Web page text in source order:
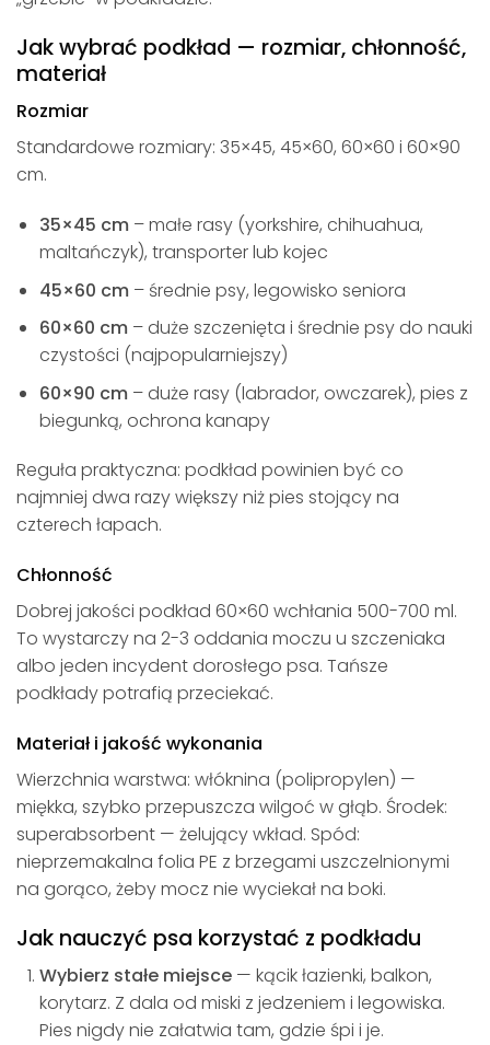
Jak wybrać podkład — rozmiar, chłonność,
materiał
Rozmiar
Standardowe rozmiary: 35×45, 45×60, 60×60 i 60×90
cm.
35×45 cm– małe rasy (yorkshire, chihuahua,
maltańczyk), transporter lub kojec
45×60 cm– średnie psy, legowisko seniora
60×60 cm– duże szczenięta i średnie psy do nauki
czystości (najpopularniejszy)
60×90 cm– duże rasy (labrador, owczarek), pies z
biegunką, ochrona kanapy
Reguła praktyczna: podkład powinien być co
najmniej dwa razy większy niż pies stojący na
czterech łapach.
Chłonność
Dobrej jakości podkład 60×60 wchłania 500-700 ml.
To wystarczy na 2-3 oddania moczu u szczeniaka
albo jeden incydent dorosłego psa. Tańsze
podkłady potrafią przeciekać.
Materiał i jakość wykonania
Wierzchnia warstwa: włóknina (polipropylen) —
miękka, szybko przepuszcza wilgoć w głąb. Środek:
superabsorbent — żelujący wkład. Spód:
nieprzemakalna folia PE z brzegami uszczelnionymi
na gorąco, żeby mocz nie wyciekał na boki.
Jak nauczyć psa korzystać z podkładu
Wybierz stałe miejsce— kącik łazienki, balkon,
korytarz. Z dala od miski z jedzeniem i legowiska.
Pies nigdy nie załatwia tam, gdzie śpi i je.